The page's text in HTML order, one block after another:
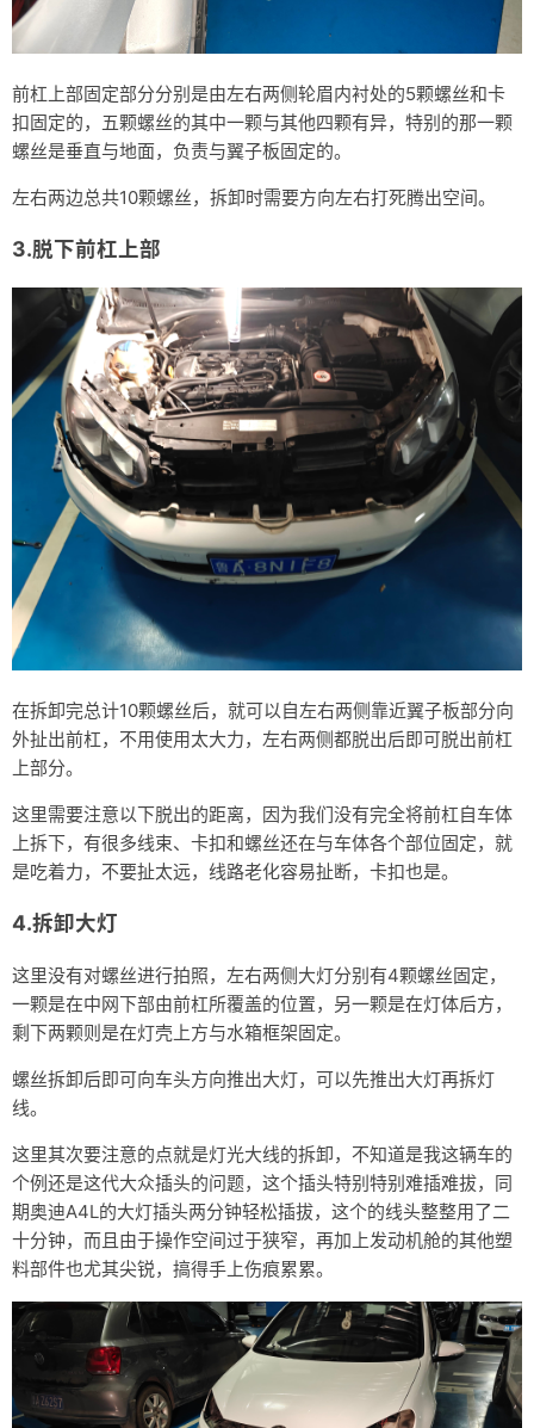
前杠上部固定部分分别是由左右两侧轮眉内衬处的5颗螺丝和卡
扣固定的，五颗螺丝的其中一颗与其他四颗有异，特别的那一颗
螺丝是垂直与地面，负责与翼子板固定的。
左右两边总共10颗螺丝，拆卸时需要方向左右打死腾出空间。
3.脱下前杠上部
在拆卸完总计10颗螺丝后，就可以自左右两侧靠近翼子板部分向
外扯出前杠，不用使用太大力，左右两侧都脱出后即可脱出前杠
上部分。
这里需要注意以下脱出的距离，因为我们没有完全将前杠自车体
上拆下，有很多线束、卡扣和螺丝还在与车体各个部位固定，就
是吃着力，不要扯太远，线路老化容易扯断，卡扣也是。
4.拆卸大灯
这里没有对螺丝进行拍照，左右两侧大灯分别有4颗螺丝固定，
一颗是在中网下部由前杠所覆盖的位置，另一颗是在灯体后方，
剩下两颗则是在灯壳上方与水箱框架固定。
螺丝拆卸后即可向车头方向推出大灯，可以先推出大灯再拆灯
线。
这里其次要注意的点就是灯光大线的拆卸，不知道是我这辆车的
个例还是这代大众插头的问题，这个插头特别特别难插难拔，同
期奥迪A4L的大灯插头两分钟轻松插拔，这个的线头整整用了二
十分钟，而且由于操作空间过于狭窄，再加上发动机舱的其他塑
料部件也尤其尖锐，搞得手上伤痕累累。